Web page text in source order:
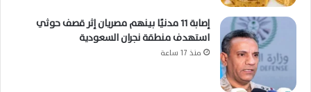
إصابة 11 مدنيًا بينهم مصريان إثر قصف حوثي
استهدف منطقة نجران السعودية
منذ 17 ساعة